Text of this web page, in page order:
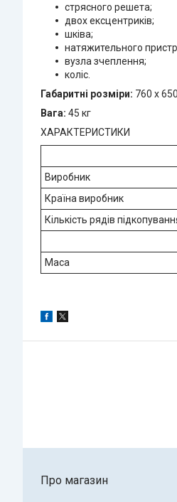
стрясного решета;
двох ексцентриків;
шківа;
натяжительного
вузла зчеплення;
коліс.
Габаритні розміри: 760 х
Вага: 45 кг
ХАРАКТЕРИСТИКИ
Виробник
Країна виробник
Кількість рядів
Маса
Про магазин